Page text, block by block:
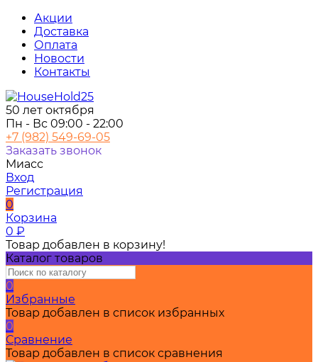
Акции
Доставка
Оплата
Новости
Контакты
50 лет октября
Пн - Вс 09:00 - 22:00
+7 (982) 549-69-05
Заказать звонок
Миасс
Вход
Регистрация
0
Корзина
0 ₽
Товар добавлен в корзину!
Каталог товаров
0
Избранные
Товар добавлен в список избранных
0
Сравнение
Товар добавлен в список сравнения